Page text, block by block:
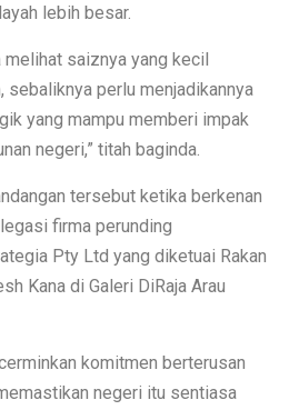
lebih besar.
saiznya yang kecil
sebaliknya perlu menjadikannya
yang mampu memberi impak
negeri,” titah baginda.
tersebut ketika berkenan
firma perunding
Pty Ltd yang diketuai Rakan
Kana di Galeri DiRaja Arau
komitmen berterusan
negeri itu sentiasa